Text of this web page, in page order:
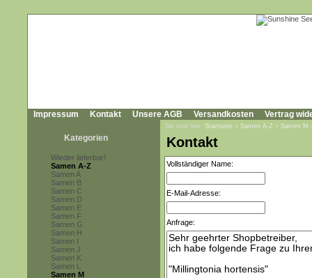
Impressum Kontakt Unsere AGB Versandkosten Vertrag
Kategorien
Wieder lieferbar!
Samen A-Z
Samen A
Samen B
Samen C
Samen D
Samen E
Samen F
Samen G
Samen H
Samen I
Samen J
Samen K
Samen L
Samen M
Sie sind hier: Startseite » Samen A-Z » Samen M
Kontakt
Vollständiger Name:
E-Mail-Adresse:
Anfrage: